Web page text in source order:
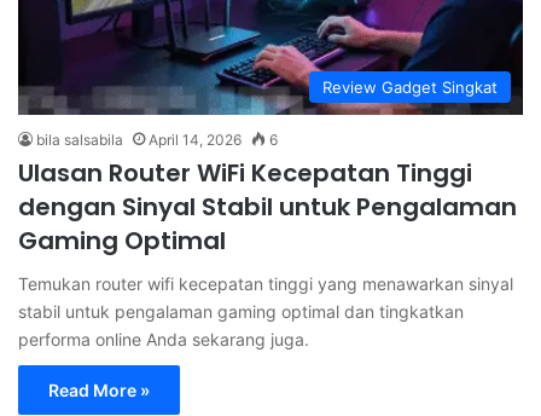
Review Gadget Singkat
bila salsabila April 14, 2026 6
Ulasan Router WiFi Kecepatan Tinggi
dengan Sinyal Stabil untuk Pengalaman
Gaming Optimal
Temukan router wifi kecepatan tinggi yang menawarkan sinyal
stabil untuk pengalaman gaming optimal dan tingkatkan
performa online Anda sekarang juga.
Read More »